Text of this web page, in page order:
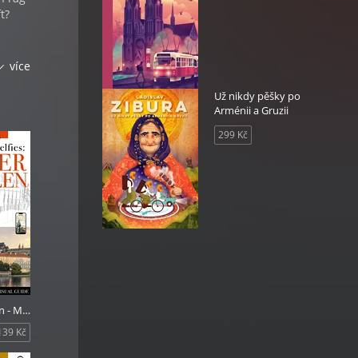
více
Prager Juwelen - Mehr als nur Selfies
Kč
Už nikdy pěšky po
Arménii a Gruzii
299 Kč